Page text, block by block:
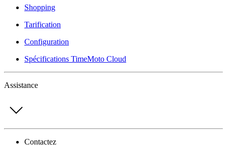
Shopping
Tarification
Configuration
Spécifications TimeMoto Cloud
Assistance
Contactez